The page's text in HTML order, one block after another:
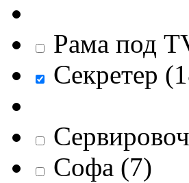
Рама под
Секретер (
Софа (7)